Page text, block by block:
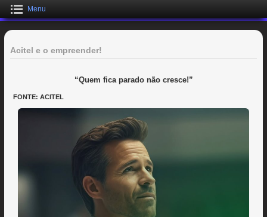
Menu
Acitel e o empreender!
“Quem fica parado não cresce!”
FONTE: ACITEL